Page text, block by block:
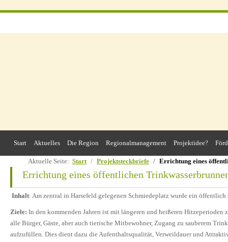
Start Aktuelles Die Region Regionalmanagement Projektidee?
Aktuelle Seite: Start Projektsteckbriefe Errichtung eines
Errichtung eines öffentlichen
Inhalt: Am zentral in Harsefeld gelegenen Schmiedeplatz wurde ein
Ziele: In den kommenden Jahren ist mit längeren und heißeren
alle Bürger, Gäste, aber auch tierische Mitbewohner, Zugang zu sauberem
aufzufüllen. Dies dient dazu die Aufenthaltsqualität, Verweildauer und